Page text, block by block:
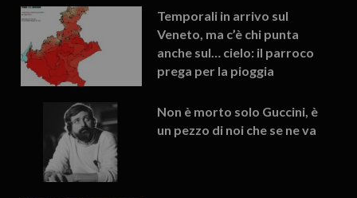
Temporali in arrivo sul
Veneto, ma c’è chi punta
anche sul… cielo: il parroco
prega per la pioggia
Non è morto solo Guccini, è
un pezzo di noi che se ne va